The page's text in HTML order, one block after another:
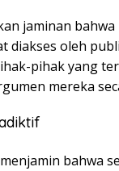
jaminan bahwa
diakses oleh
pihak yang
mereka
bahwa